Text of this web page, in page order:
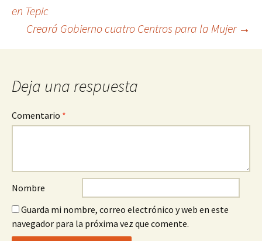
en Tepic
Creará Gobierno cuatro Centros para la Mujer →
Deja una respuesta
Comentario *
Nombre
Guarda mi nombre, correo electrónico y web en este
navegador para la próxima vez que comente.